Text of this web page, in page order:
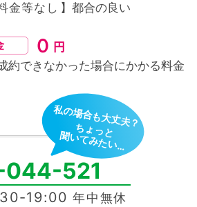
金等なし 】都合の良い
０ 円
約できなかった場合にかかる料金
521
19:00年中無休
私の場合も大丈夫？
ちょっと
聞いてみたい…